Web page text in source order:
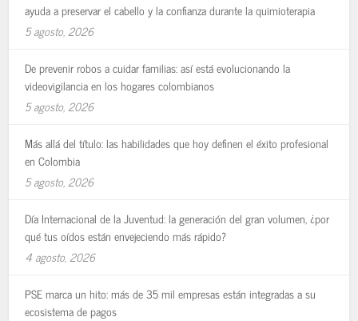
ayuda a preservar el cabello y la confianza durante la quimioterapia
5 agosto, 2026
De prevenir robos a cuidar familias: así está evolucionando la
videovigilancia en los hogares colombianos
5 agosto, 2026
Más allá del título: las habilidades que hoy definen el éxito profesional
en Colombia
5 agosto, 2026
Día Internacional de la Juventud: la generación del gran volumen, ¿por
qué tus oídos están envejeciendo más rápido?
4 agosto, 2026
PSE marca un hito: más de 35 mil empresas están integradas a su
ecosistema de pagos